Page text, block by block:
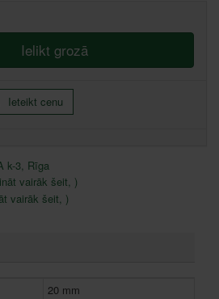
Ielikt grozā
Ieteikt cenu
k-3, Rīga
vairāk šeit, )
vairāk šeit, )
20 mm